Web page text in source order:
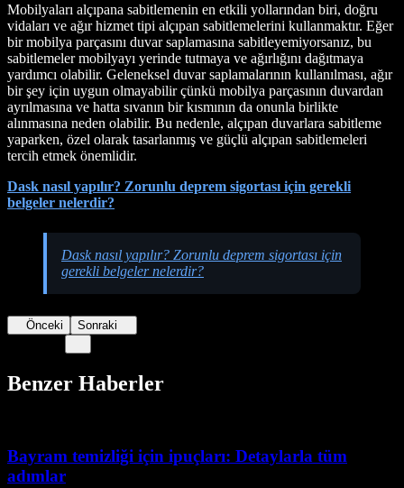
Mobilyaları alçıpana sabitlemenin en etkili yollarından biri, doğru
vidaları ve ağır hizmet tipi alçıpan sabitlemelerini kullanmaktır. Eğer
bir mobilya parçasını duvar saplamasına sabitleyemiyorsanız, bu
sabitlemeler mobilyayı yerinde tutmaya ve ağırlığını dağıtmaya
yardımcı olabilir. Geleneksel duvar saplamalarının kullanılması, ağır
bir şey için uygun olmayabilir çünkü mobilya parçasının duvardan
ayrılmasına ve hatta sıvanın bir kısmının da onunla birlikte
alınmasına neden olabilir. Bu nedenle, alçıpan duvarlara sabitleme
yaparken, özel olarak tasarlanmış ve güçlü alçıpan sabitlemeleri
tercih etmek önemlidir.
Dask nasıl yapılır? Zorunlu deprem sigortası için gerekli
belgeler nelerdir?
Dask nasıl yapılır? Zorunlu deprem sigortası için
gerekli belgeler nelerdir?
Önceki Sonraki
Benzer Haberler
Bayram temizliği için ipuçları: Detaylarla tüm
adımlar